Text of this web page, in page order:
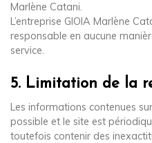
Marlène Catani.
L’entreprise GIOIA Marlène
responsable en aucune
service.
5. Limitation de la
Les informations contenues
possible et le site est
toutefois contenir des